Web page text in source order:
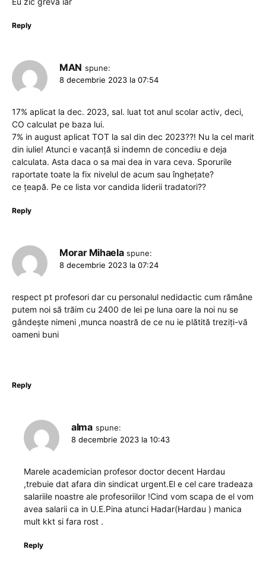
Reply
MAN spune:
8 decembrie 2023 la 07:54
17% aplicat la dec. 2023, sal. luat tot anul scolar activ, deci,
CO calculat pe baza lui.
7% in august aplicat TOT la sal din dec 2023??! Nu la cel marit
din iulie! Atunci e vacanță si indemn de concediu e deja
calculata. Asta daca o sa mai dea in vara ceva. Sporurile
raportate toate la fix nivelul de acum sau înghețate?
ce țeapă. Pe ce lista vor candida liderii tradatori??
Reply
Morar Mihaela spune:
8 decembrie 2023 la 07:24
respect pt profesori dar cu personalul nedidactic cum rămâne
putem noi să trăim cu 2400 de lei pe luna oare la noi nu se
gândește nimeni ,munca noastră de ce nu ie plătită treziți-vă
oameni buni
Reply
alma spune:
8 decembrie 2023 la 10:43
Marele academician profesor doctor decent Hardau
,trebuie dat afara din sindicat urgent.El e cel care tradeaza
salariile noastre ale profesoriilor !Cind vom scapa de el vom
avea salarii ca in U.E.Pina atunci Hadar(Hardau ) manica
mult kkt si fara rost .
Reply